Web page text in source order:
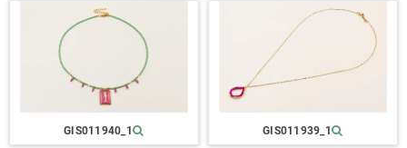
GIS011940_1 GIS011939_1